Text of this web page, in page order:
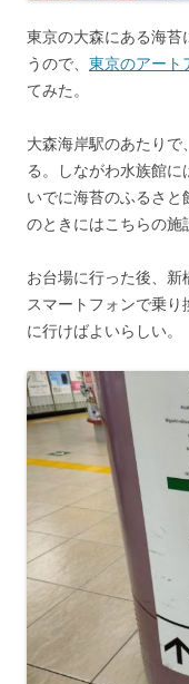
東京の大森にある海苔
うので、 東京のアート
てみた。
大森海岸駅のあたりで
る。しながわ水族館
いでに海苔のふるさと
のときにはこちらの施
お台場に行った後、新
スマートフォンで乗
に行けばよいらしい。